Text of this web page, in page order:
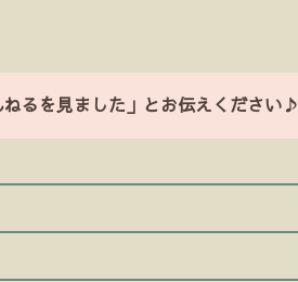
るを見ました」とお伝えください♪